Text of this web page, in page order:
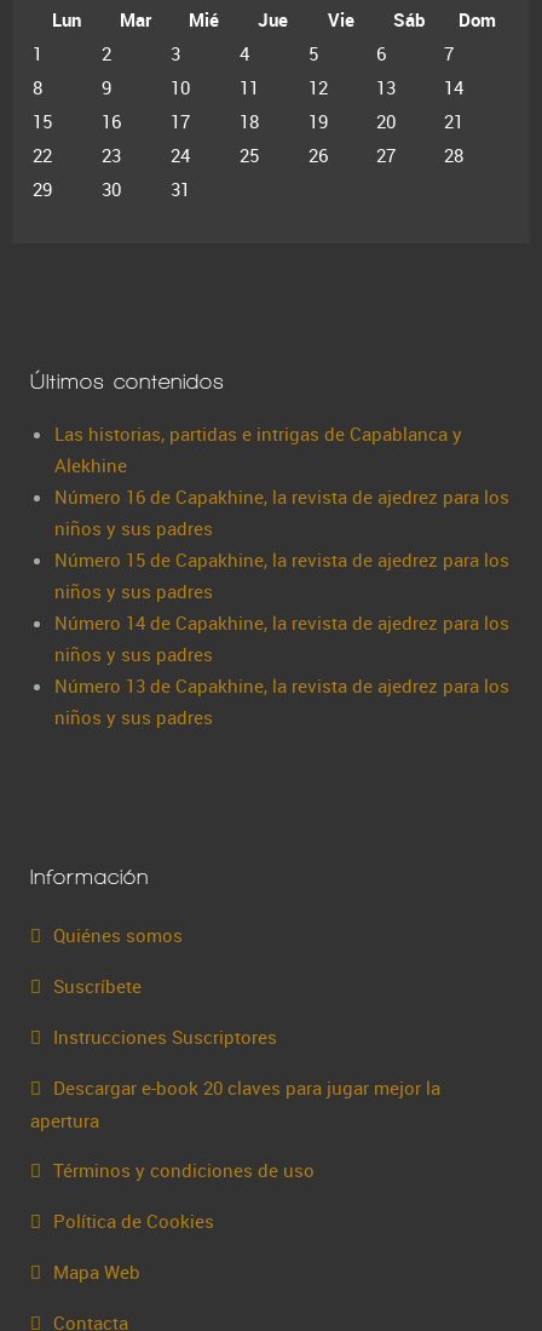
Lun
Mar Mié Jue Vie Sáb
Dom
1
2 3 4 5 6
7
8
9 10 11 12 13
14
15
16 17 18 19 20
21
22
23 24 25 26 27
28
29
30 31
Últimos contenidos
Las historias, partidas e intrigas de Capablanca y
Alekhine
Número 16 de Capakhine, la revista de ajedrez para los
niños y sus padres
Número 15 de Capakhine, la revista de ajedrez para los
niños y sus padres
Número 14 de Capakhine, la revista de ajedrez para los
niños y sus padres
Número 13 de Capakhine, la revista de ajedrez para los
niños y sus padres
Información
Quiénes somos
Suscríbete
Instrucciones Suscriptores
Descargar e-book 20 claves para jugar mejor la
apertura
Términos y condiciones de uso
Política de Cookies
Mapa Web
Contacta